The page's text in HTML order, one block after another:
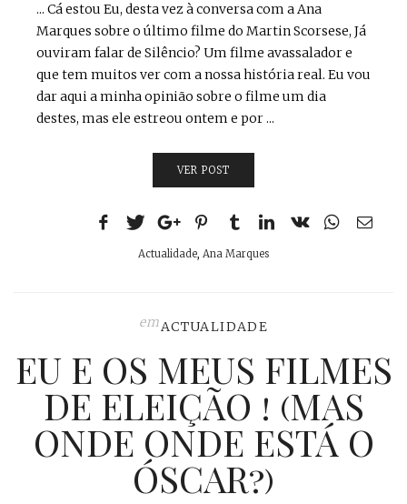
... Cá estou Eu, desta vez à conversa com a Ana
Marques sobre o último filme do Martin Scorsese, Já
ouviram falar de Silêncio? Um filme avassalador e
que tem muitos ver com a nossa história real. Eu vou
dar aqui a minha opinião sobre o filme um dia
destes, mas ele estreou ontem e por ...
VER POST
Actualidade, Ana Marques
emACTUALIDADE
EU E OS MEUS FILMES
DE ELEIÇÃO ! (MAS
ONDE ONDE ESTÁ O
ÓSCAR?)